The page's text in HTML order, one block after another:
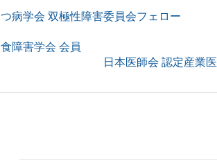
病学会 双極性障害委員会フェロー
障害学会 会員
日本医師会 認定産業医